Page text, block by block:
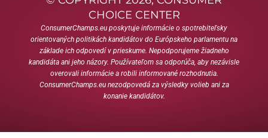
CHOICE CENTER
ConsumerChamps.eu poskytuje informácie o spotrebiteľsky
orientovaných politikách kandidátov do Európskeho parlamentu na
základe ich odpovedí v prieskume. Nepodporujeme žiadneho
kandidáta ani jeho názory. Používateľom sa odporúča, aby nezávisle
overovali informácie a robili informované rozhodnutia.
ConsumerChamps.eu nezodpovedá za výsledky volieb ani za
konanie kandidátov.